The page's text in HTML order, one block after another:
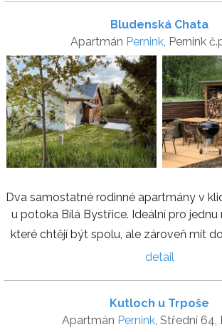
Bludenská Chata
Apartmán Pernink , Pernink
Dva samostatné rodinné apartmány v
u potoka Bílá Bystřice. Ideální pro jednu
které chtějí být spolu, ale zároveň mít
detail
Kutloch u Trpoše
Apartmán Pernink, Střední 64,